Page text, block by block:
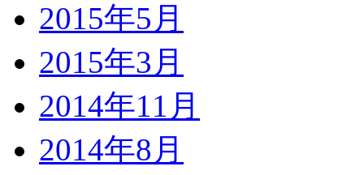
2015年5月
2015年3月
2014年11月
2014年8月